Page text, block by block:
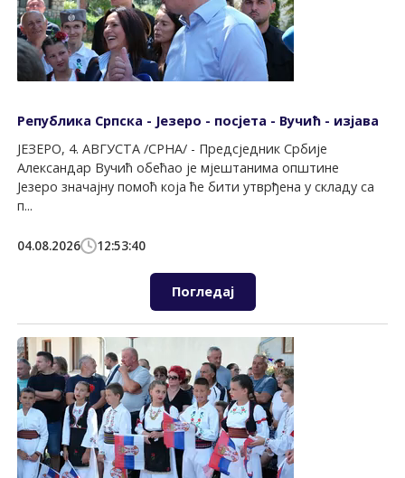
Република Српска - Језеро - посјета - Вучић - изјава
ЈЕЗЕРО, 4. АВГУСТА /СРНА/ - Предсједник Србије
Александар Вучић обећао је мјештанима општине
Језеро значајну помоћ која ће бити утврђена у складу са
п...
04.08.2026 12:53:40
Погледај